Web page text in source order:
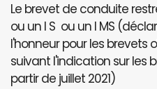
Le brevet de conduite
ou un I S ou un I MS
l'honneur pour les brevets
suivant l'indication sur les
partir de juillet 2021)